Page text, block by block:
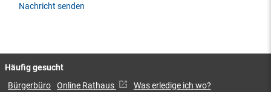
Nachricht senden
Häufig gesucht
Bürgerbüro Online Rathaus
Was erledige ich wo?